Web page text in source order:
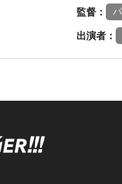
監督：
出演者：